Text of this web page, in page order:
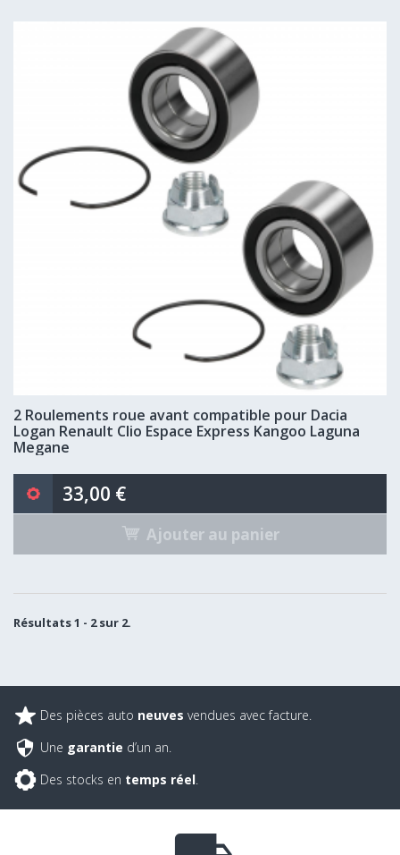
2 Roulements roue avant compatible pour Dacia
Logan Renault Clio Espace Express Kangoo Laguna
Megane
33,00 €
Ajouter au panier
Résultats 1 - 2 sur 2.
Des pièces auto neuves vendues avec facture.
Une garantie d’un an.
Des stocks en temps réel.